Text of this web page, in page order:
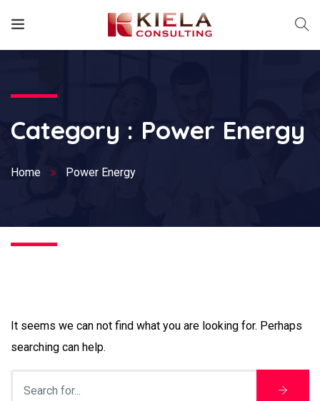
Category : Power Energy
Home Power Energy
It seems we can not find what you are looking for. Perhaps
searching can help.